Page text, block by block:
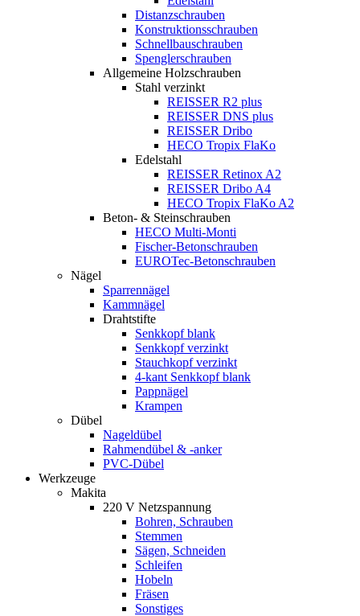
Distanzschrauben
Konstruktionsschrauben
Schnellbauschrauben
Spenglerschrauben
Allgemeine Holzschrauben
Stahl verzinkt
REISSER R2 plus
REISSER DNS plus
REISSER Dribo
HECO Tropix FlaKo
Edelstahl
REISSER Retinox A2
REISSER Dribo A4
HECO Tropix FlaKo A2
Beton- & Steinschrauben
HECO Multi-Monti
Fischer-Betonschrauben
EUROTec-Betonschrauben
Nägel
Sparrennägel
Kammnägel
Drahtstifte
Senkkopf blank
Senkkopf verzinkt
Stauchkopf verzinkt
4-kant Senkkopf blank
Pappnägel
Krampen
Dübel
Nageldübel
Rahmendübel & -anker
PVC-Dübel
Werkzeuge
Makita
220 V Netzspannung
Bohren, Schrauben
Stemmen
Sägen, Schneiden
Schleifen
Hobeln
Fräsen
Sonstiges